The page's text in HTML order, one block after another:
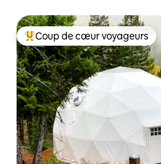
Coups de cœur voyageurs les
Coup de cœur voyageurs